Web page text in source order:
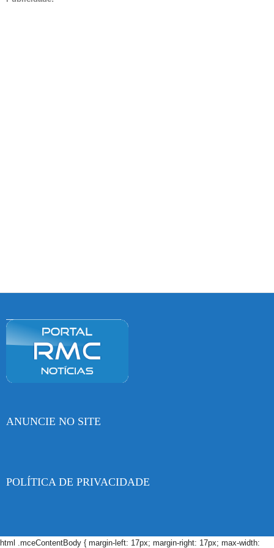
ANUNCIE NO SITE
POLÍTICA DE PRIVACIDADE
html .mceContentBody { margin-left: 17px; margin-right: 17px; max-width: